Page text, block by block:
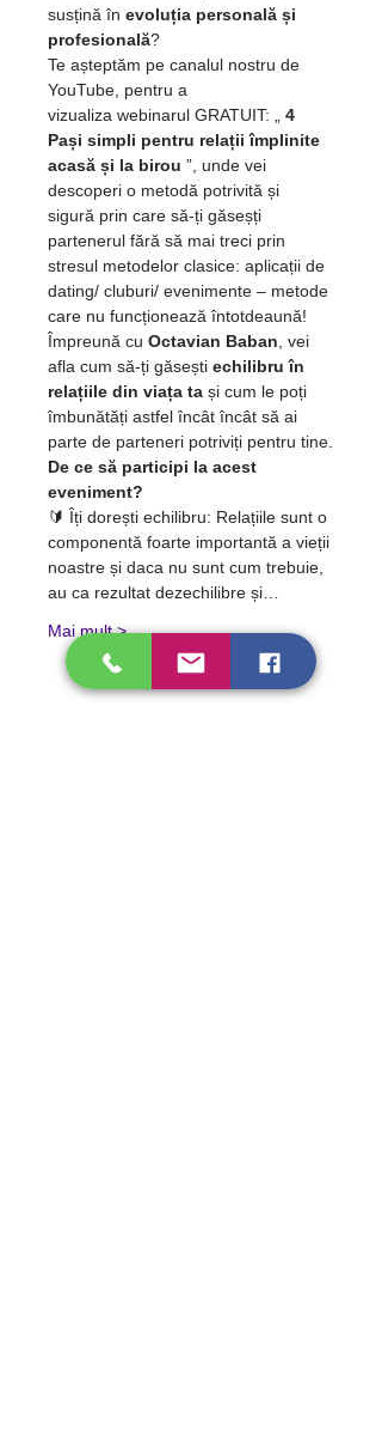
susțină în evoluția personală și
profesională?
Te așteptăm pe canalul nostru de
YouTube, pentru a
vizualiza webinarul GRATUIT: „ 4
Pași simpli pentru relații împlinite
acasă și la birou ”, unde vei
descoperi o metodă potrivită și
sigură prin care să-ți găseșți
partenerul fără să mai treci prin
stresul metodelor clasice: aplicații de
dating/ cluburi/ evenimente – metode
care nu funcționează întotdeaună!
Împreună cu Octavian Baban , vei
afla cum să-ți găsești echilibru în
relațiile din viața ta și cum le poți
îmbunătăți astfel încât încât să ai
parte de parteneri potriviți pentru tine.
De ce să participi la acest
eveniment?
🔰 Îți dorești echilibru: Relațiile sunt o
componentă foarte importantă a vieții
noastre și daca nu sunt cum trebuie,
au ca rezultat dezechilibre și…
Mai mult >